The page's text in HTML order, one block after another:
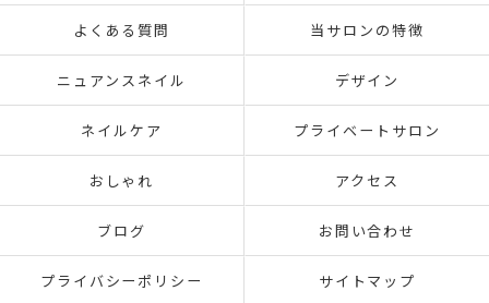
よくある質問 当サロンの特徴
ニュアンスネイル デザイン
ネイルケア プライベートサロン
おしゃれ アクセス
ブログ お問い合わせ
プライバシーポリシー サイトマップ